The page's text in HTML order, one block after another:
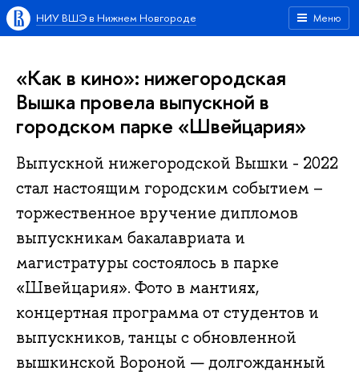
Меню
НИУ ВШЭ в Нижнем Новгороде
«Как в кино»: нижегородская
Вышка провела выпускной в
городском парке «Швейцария»
Выпускной нижегородской Вышки - 2022
стал настоящим городским событием –
торжественное вручение дипломов
выпускникам бакалавриата и
магистратуры состоялось в парке
«Швейцария». Фото в мантиях,
концертная программа от студентов и
выпускников, танцы с обновленной
вышкинской Вороной — долгожданный